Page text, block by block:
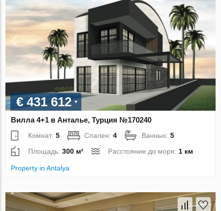
€ 431 612
Вилла 4+1 в Анталье, Турция №170240
Комнат:5 Спален:4 Ванных:5
Площадь:300 м² Расстояние до моря: 1 км
Property in Antalya